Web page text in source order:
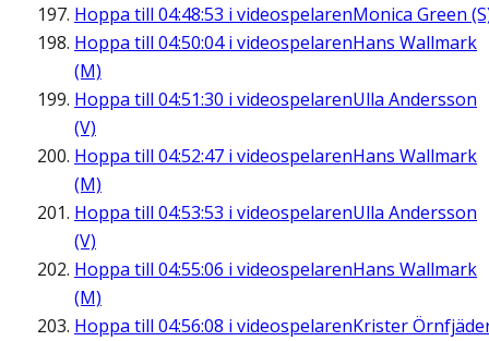
Hoppa till 04:48:53 i videospelarenMonica Green
Hoppa till 04:50:04i videospelarenHans Wallmark
(M)
Hoppa till 04:51:30 i videospelarenUlla Andersson
(V)
Hoppa till 04:52:47 i videospelarenHans Wallmark
(M)
Hoppa till 04:53:53 i videospelarenUlla Andersson
(V)
Hoppa till 04:55:06 i videospelarenHans Wallmark
(M)
Hoppa till 04:56:08 i videospelarenKrister